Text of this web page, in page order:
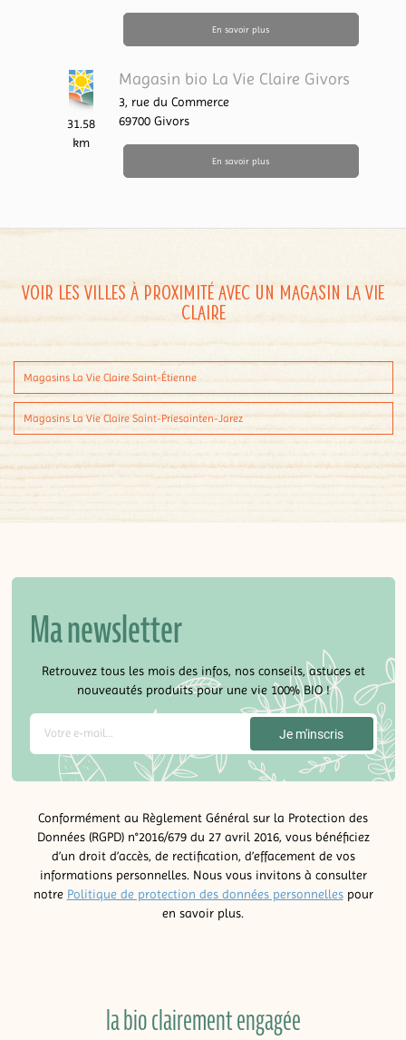
En savoir plus
31.58
km
Magasin bio La Vie Claire Givors
3, rue du Commerce
69700 Givors
En savoir plus
Voir les villes à proximité avec un magasin La Vie
Claire
Magasins La Vie Claire Saint-Étienne
Magasins La Vie Claire Saint-Priesainten-Jarez
Ma newsletter
Retrouvez tous les mois des infos, nos conseils, astuces et
nouveautés produits pour une vie 100% BIO !
Conformément au Règlement Général sur la Protection des
Données (RGPD) n°2016/679 du 27 avril 2016, vous bénéficiez
d’un droit d’accès, de rectification, d’effacement de vos
informations personnelles. Nous vous invitons à consulter
notre Politique de protection des données personnellespour
en savoir plus.
la bio clairement engagée